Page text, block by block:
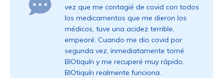
vez que me contagié de covid con todos
los medicamentos que me dieron los
médicos, tuve una acidez terrible,
empeoré. Cuando me dio covid por
segunda vez, inmediatamente tomé
BIOtiquín y me recuperé muy rápido.
BIOtiquín realmente funciona.